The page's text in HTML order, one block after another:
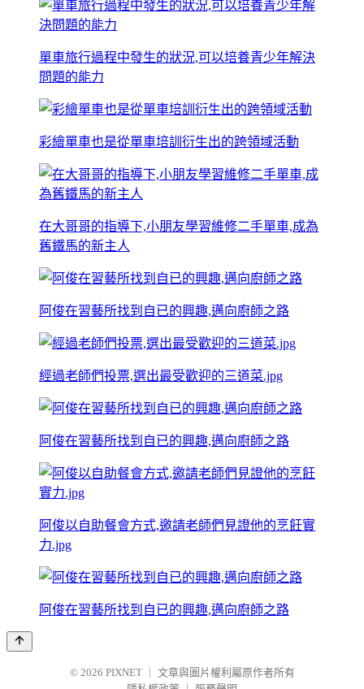
單車旅行過程中發生的狀況,可以培養青少年解決
問題的能力
彩繪單車也是從單車培訓衍生出的跨領域活動
在大哥哥的指導下,小朋友學習維修二手單車,成為
舊鐵馬的新主人
阿俊在習藝所找到自已的興趣,邁向廚師之路
經過老師們投票,選出最受歡迎的三道菜.jpg
阿俊在習藝所找到自已的興趣,邁向廚師之路
阿俊以自助餐會方式,邀請老師們見證他的烹飪實
力.jpg
阿俊在習藝所找到自已的興趣,邁向廚師之路
© 2026 PIXNET
文章與圖片權利屬原作者所有